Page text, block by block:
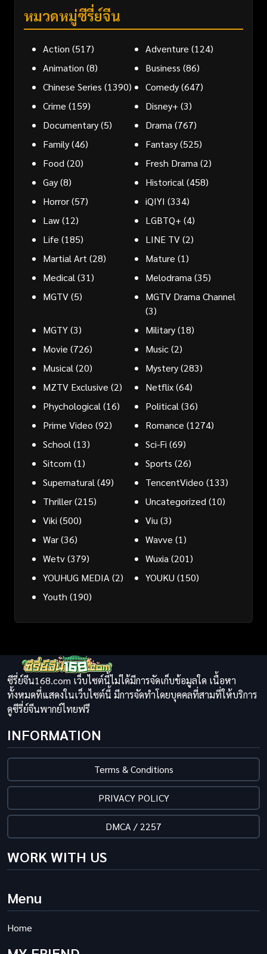
หมวดหมู่ซีรี่ย์จีน
Action (517) Adventure (124)
Animation (8) Business (86)
Chinese Series (1390) Comedy(647)
Crime (159) Disney+ (3)
Documentary(5) Drama (767)
Family(46) Fantasy(525)
Food (20) Fresh Drama (2)
Gay(8) Historical (458)
Horror(57) iQIYI (334)
Law(12) LGBTQ+ (4)
Life (185) LINE TV(2)
Martial Art (28) Mature (1)
Medical (31) Melodrama (35)
MGTV(5)
MGTV Drama Channel
(3)
MGTY(3) Military(18)
Movie (726) Music(2)
Musical (20) Mystery(283)
MZTV Exclusive (2) Netflix(64)
Phychological (16) Political (36)
Prime Video (92) Romance (1274)
School (13) Sci-Fi (69)
Sitcom (1) Sports (26)
Supernatural (49) TencentVideo (133)
Thriller(215) Uncategorized (10)
Viki (500) Viu (3)
War(36) Wavve (1)
Wetv(379) Wuxia (201)
YOUHUG MEDIA (2) YOUKU (150)
Youth (190)
ซีรี่ย์จีน168.com เว็บไซต์นี้ไม่ได้มีการจัดเก็บข้อมูลใด เนื้อหา
ทั้งหมดที่แสดงในเว็บไซต์นี้ มีการจัดทำโดยบุคคลที่สามที่ให้บริการ
ดูซีรี่ย์จีนพากย์ไทยฟรี
INFORMATION
Terms & Conditions
PRIVACY POLICY
DMCA / 2257
WORK WITH US
Menu
Home